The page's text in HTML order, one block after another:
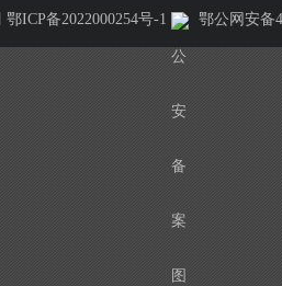
鄂ICP备2022000254号-1 鄂公网安备